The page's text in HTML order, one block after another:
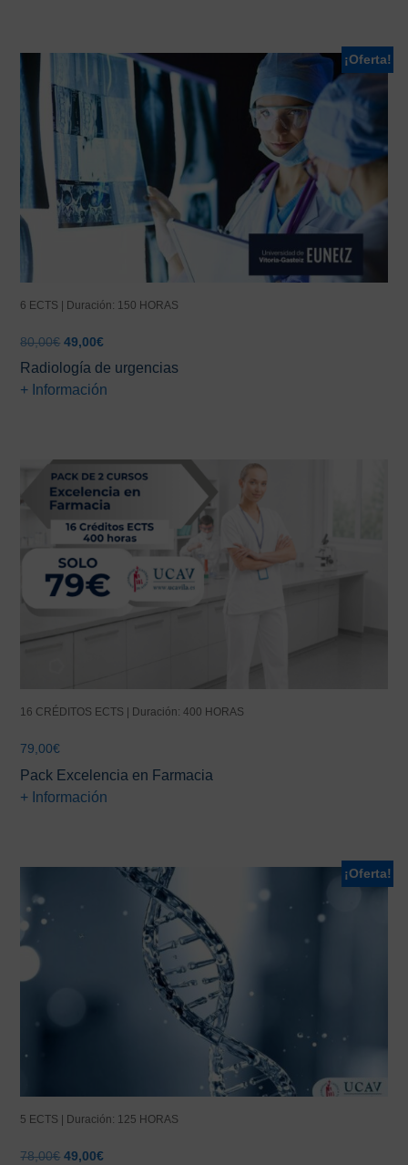
¡Oferta!
6 ECTS | Duración: 150 HORAS
80,00€ El
precio
original
era:
49,00€El
actual
es:
Radiología de urgencias
+ Información
16 CRÉDITOS ECTS | Duración: 400 HORAS
79,00€
Pack Excelencia en Farmacia
+ Información
¡Oferta!
5 ECTS | Duración: 125 HORAS
78,00€ El
49,00€El